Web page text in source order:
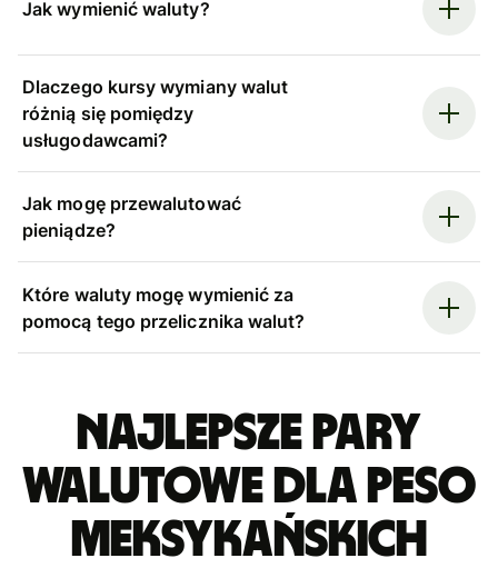
Jak wymienić waluty?
Dlaczego kursy wymiany walut
różnią się pomiędzy
usługodawcami?
Jak mogę przewalutować
pieniądze?
Które waluty mogę wymienić za
pomocą tego przelicznika walut?
Najlepsze pary
walutowe dla peso
meksykańskich